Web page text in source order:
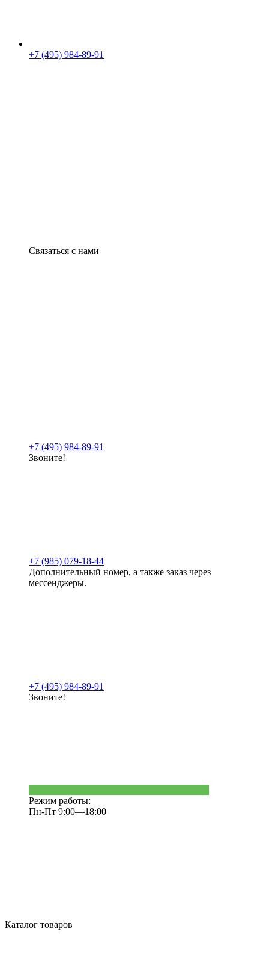
+7 (495) 984-89-91
Связаться с нами
+7 (495) 984-89-91
Звоните!
+7 (985) 079-18-44
Дополнительный номер, а также заказ через
мессенджеры.
+7 (495) 984-89-91
Звоните!
Режим работы:
Пн-Пт 9:00—18:00
Каталог товаров